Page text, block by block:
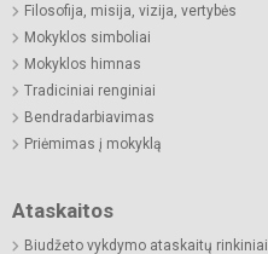
Filosofija, misija, vizija, vertybės
Mokyklos simboliai
Mokyklos himnas
Tradiciniai renginiai
Bendradarbiavimas
Priėmimas į mokyklą
Ataskaitos
Biudžeto vykdymo ataskaitų rinkiniai